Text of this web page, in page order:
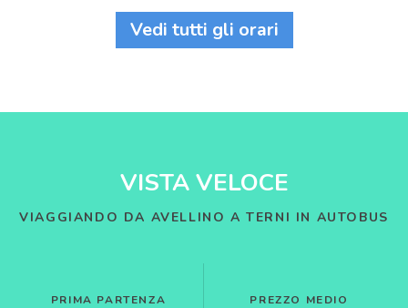
Vedi tutti gli orari
VISTA VELOCE
VIAGGIANDO DA AVELLINO A TERNI IN AUTOBUS
PRIMA PARTENZA PREZZO MEDIO